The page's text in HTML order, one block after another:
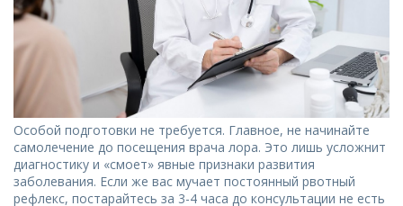
Особой подготовки не требуется. Главное, не начинайте
самолечение до посещения врача лора. Это лишь усложнит
диагностику и «смоет» явные признаки развития
заболевания. Если же вас мучает постоянный рвотный
рефлекс, постарайтесь за 3-4 часа до консультации не есть